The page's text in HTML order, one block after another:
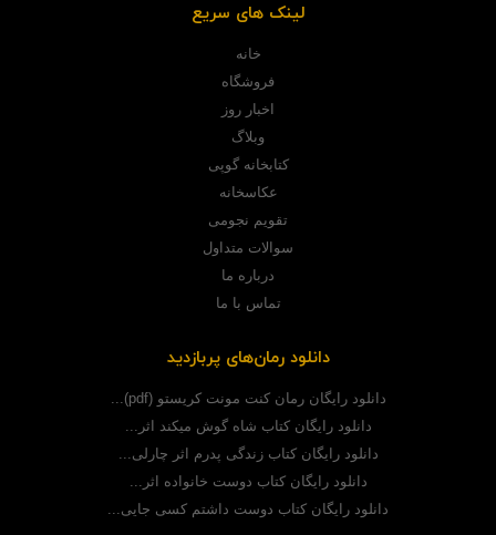
لینک های سریع
خانه
فروشگاه
اخبار روز
وبلاگ
کتابخانه گوپی
عکاسخانه
تقویم نجومی
سوالات متداول
درباره ما
تماس با ما
دانلود رمان‌های پربازدید
دانلود رایگان رمان کنت مونت کریستو (pdf)...
دانلود رایگان کتاب شاه گوش میکند اثر...
دانلود رایگان کتاب زندگی پدرم اثر چارلی...
دانلود رایگان کتاب دوست خانواده اثر...
دانلود رایگان کتاب دوست داشتم کسی جایی...